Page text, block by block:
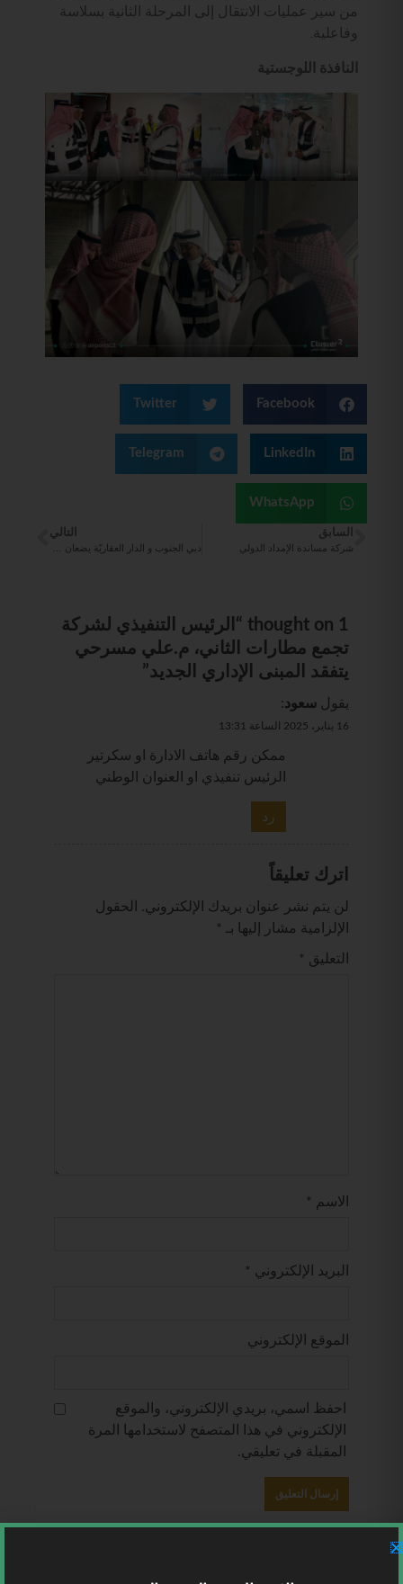
من سير عمليات الانتقال إلى المرحلة الثانية بسلاسة
وفاعلية.
النافذة اللوجستية
Facebook
Twitter
LinkedIn
Telegram
WhatsApp
السابق
شركة مساندة الإمداد الدولي
التالي
1 thought on “
الرئيس التنفيذي لشركة
تجمع مطارات الثاني، م.علي مسرحي
يتفقد المبنى الإداري الجديد”
يقول سعود:
16 يناير، 2025 الساعة 13:31
ممكن رقم هاتف الادارة او سكرتير
الرئيس تنفيذي او العنوان الوطني
رد
اترك تعليقاً
لن يتم نشر عنوان بريدك الإلكتروني.
الحقول
الإلزامية مشار إليها بـ
*
التعليق *
الاسم *
البريد الإلكتروني *
الموقع الإلكتروني
احفظ اسمي، بريدي الإلكتروني، والموقع
الإلكتروني في هذا المتصفح لاستخدامها المرة
المقبلة في تعليقي.